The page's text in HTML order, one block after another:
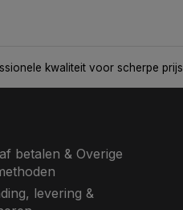
kwaliteit voor scherpe prijs
betalen & Overige
levering &